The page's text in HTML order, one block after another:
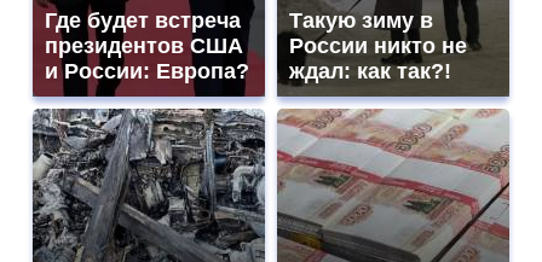
Где будет встреча
президентов США
и России: Европа?
Такую зиму в
России никто не
ждал: как так?!